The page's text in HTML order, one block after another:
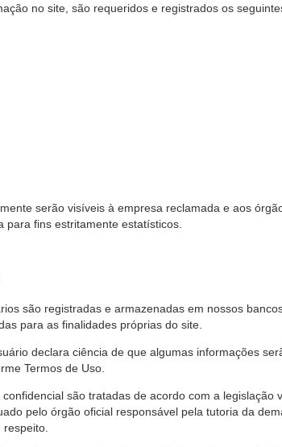
no site, são requeridos e registrados os
serão visíveis à empresa reclamada e aos
para fins estritamente estatísticos.
são registradas e armazenadas em nossos
para as finalidades próprias do site.
declara ciência de que algumas informações
Termos de Uso.
são tratadas de acordo com a
pelo órgão oficial responsável pela tutoria da